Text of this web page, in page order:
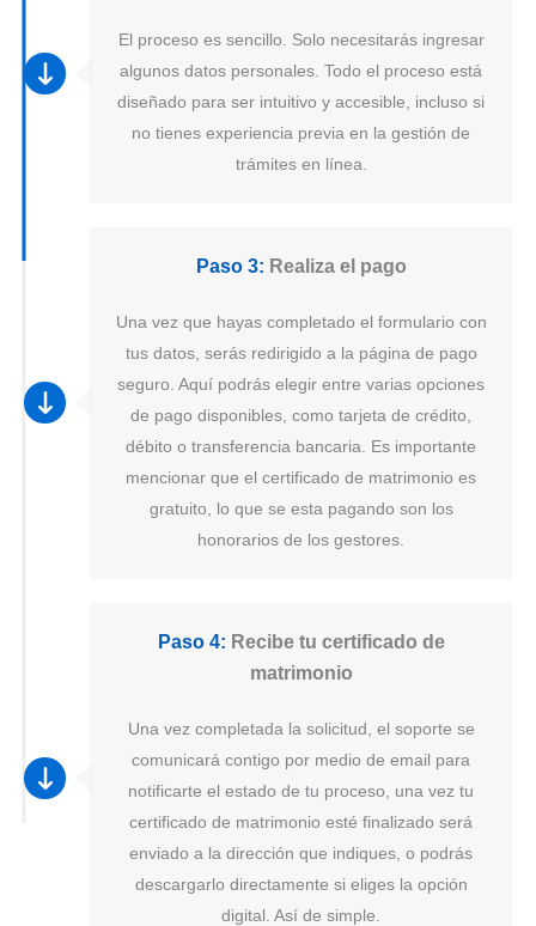
El proceso es sencillo. Solo necesitarás ingresar
algunos datos personales. Todo el proceso está
diseñado para ser intuitivo y accesible, incluso si
no tienes experiencia previa en la gestión de
trámites en línea.
Paso 3: Realiza el pago
Una vez que hayas completado el formulario con
tus datos, serás redirigido a la página de pago
seguro. Aquí podrás elegir entre varias opciones
de pago disponibles, como tarjeta de crédito,
débito o transferencia bancaria. Es importante
mencionar que el certificado de matrimonio es
gratuito, lo que se esta pagando son los
honorarios de los gestores.
Paso 4: Recibe tu certificado de
matrimonio
Una vez completada la solicitud, el soporte se
comunicará contigo por medio de email para
notificarte el estado de tu proceso, una vez tu
certificado de matrimonio esté finalizado será
enviado a la dirección que indiques, o podrás
descargarlo directamente si eliges la opción
digital. Así de simple.